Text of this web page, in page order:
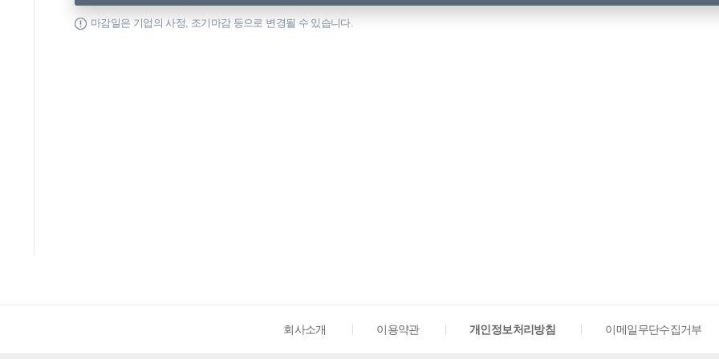
마감일은 기업의 사정, 조기마감 등으로 변경될 수 있습니다.
회사소개 이용약관 개인정보처리방침 이메일무단수집거부